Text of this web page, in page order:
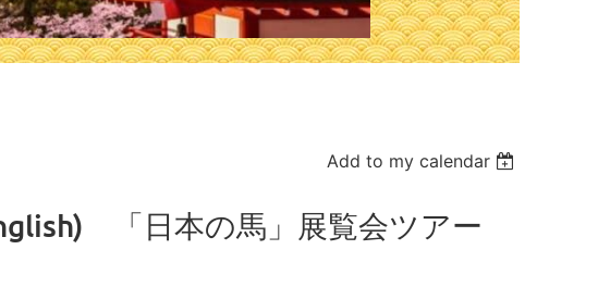
Add to my calendar
「日本の馬」展覧会ツアー